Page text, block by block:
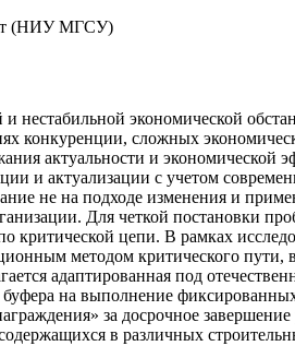
(НИУ МГСУ)
экономической
конкуренции, сложных
актуальности и экономической
и актуализации с учетом
не на подходе изменения и
Для четкой постановки
цепи. В рамках
методом критического
адаптированная под
на выполнение
за досрочное
в различных